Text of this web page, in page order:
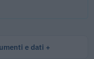
e dati